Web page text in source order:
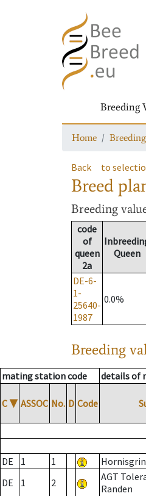
Breeding
Home
Back to
Breed
Breeding
code
of
queen
2a
Queen
DE-6-
1-
25640-
1987
0.0%
Breeding
mating station code details of
C ▼ ASSOC No. D Code
DE
1 1
DE
1 2
AGT
Randen